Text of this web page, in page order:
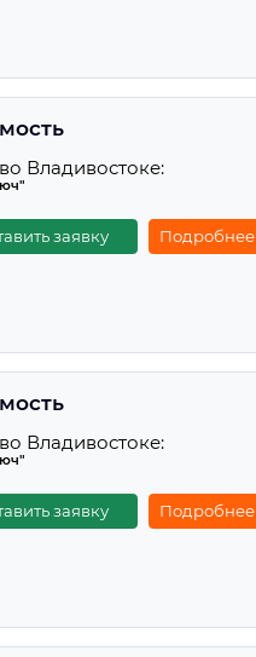
Владивостоке:
заявку Подробнее
Владивостоке:
заявку Подробнее